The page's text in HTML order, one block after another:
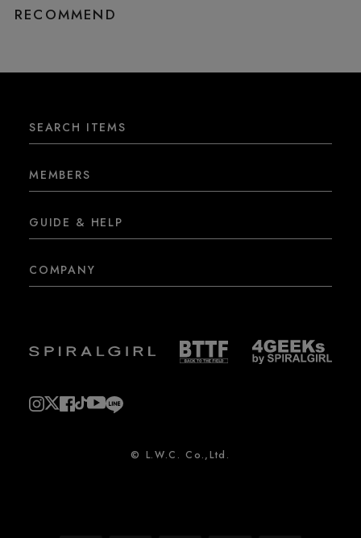
RECOMMEND
SEARCH ITEMS
MEMBERS
GUIDE & HELP
COMPANY
© L.W.C. Co.,Ltd.